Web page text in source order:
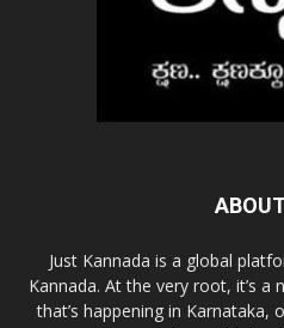
Just Kannada is a global
Kannada. At the very root, it’s a
that’s happening in Karnataka,